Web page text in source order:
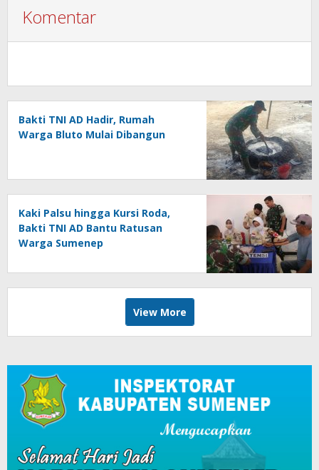
Komentar
Bakti TNI AD Hadir, Rumah
Warga Bluto Mulai Dibangun
Kaki Palsu hingga Kursi Roda,
Bakti TNI AD Bantu Ratusan
Warga Sumenep
View More